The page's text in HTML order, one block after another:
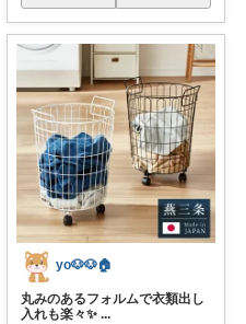
yo🐶🐶🏠
丸みのあるフォルムで衣類出し
入れも楽々✨ ...